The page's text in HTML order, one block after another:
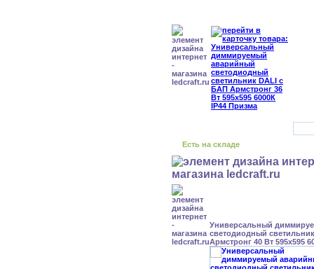
Есть на складе
Универсальный
светодиодный
Армстронг 40 Вт 595x595